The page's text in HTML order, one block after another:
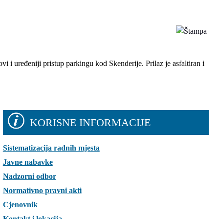
i uređeniji pristup parkingu kod Skenderije. Prilaz je asfaltiran i
KORISNE INFORMACIJE
Sistematizacija radnih mjesta
Javne nabavke
Nadzorni odbor
Normativno pravni akti
Cjenovnik